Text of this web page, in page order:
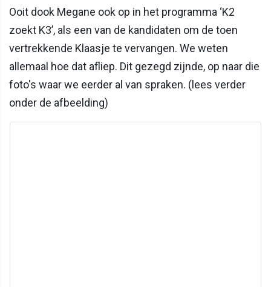
Ooit dook Megane ook op in het programma ‘K2
zoekt K3’, als een van de kandidaten om de toen
vertrekkende Klaasje te vervangen. We weten
allemaal hoe dat afliep. Dit gezegd zijnde, op naar die
foto's waar we eerder al van spraken. (lees verder
onder de afbeelding)